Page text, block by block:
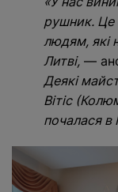
рушник. Це
людям, які
Литві, —
Деякі
Вітіс
почалася в